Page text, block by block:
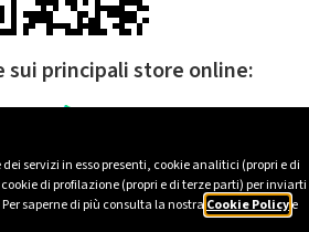
servizi in esso presenti, cookie analitici (propri e di
di profilazione (propri e di terze parti) per inviarti
saperne di più consulta la nostra Cookie Policye
sui principali store online: